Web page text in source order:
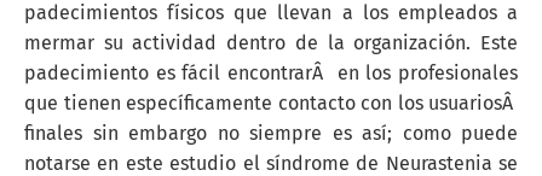
padecimientos físicos que llevan a los empleados a
mermar su actividad dentro de la organización. Este
padecimiento es fácil encontrarÂ en los profesionales
que tienen específicamente contacto con los usuariosÂ
finales sin embargo no siempre es así; como puede
notarse en este estudio el síndrome de Neurastenia se